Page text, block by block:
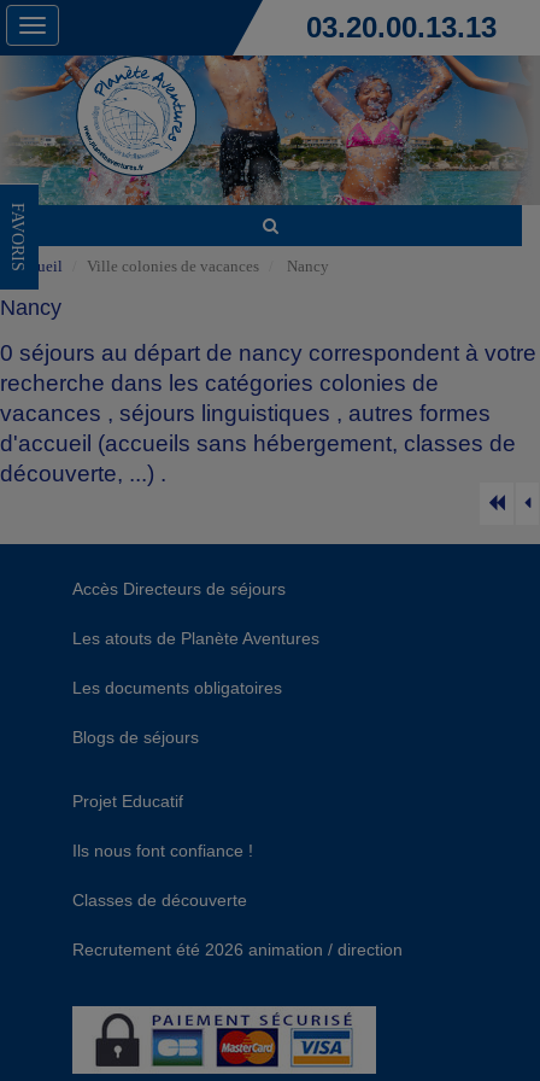
Toggle
navigation
03.20.00.13.13
FAVORIS
Accueil Ville colonies de vacances Nancy
Nancy
0 séjours au départ de nancy correspondent à votre
recherche dans les catégories colonies de
vacances , séjours linguistiques , autres formes
d'accueil (accueils sans hébergement, classes de
découverte, ...) .
Accès Directeurs de séjours
Les atouts de Planète Aventures
Les documents obligatoires
Blogs de séjours
Projet Educatif
Ils nous font confiance !
Classes de découverte
Recrutement été 2026 animation / direction